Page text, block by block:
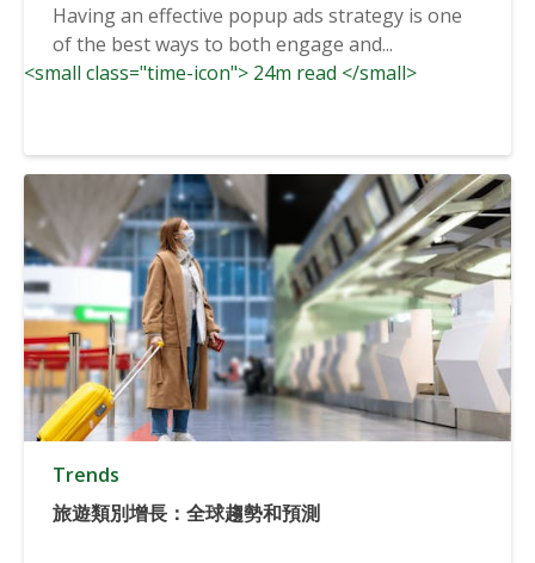
Having an effective popup ads strategy is one
of the best ways to both engage and...
<small class="time-icon"> 24m read </small>
Trends
旅遊類別增長：全球趨勢和預測